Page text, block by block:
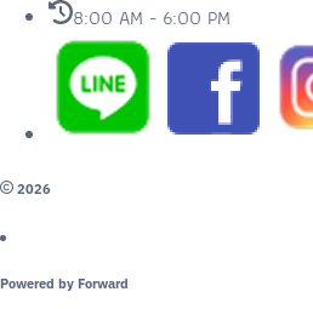
8:00 AM - 6:00 PM
2026
Powered by Forward